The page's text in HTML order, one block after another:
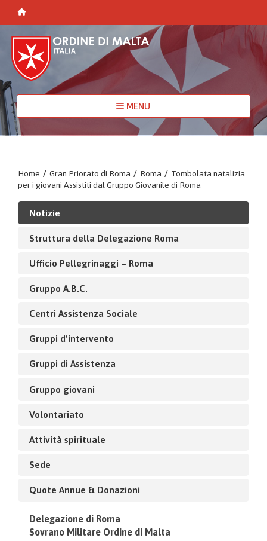
MENU
Home / Gran Priorato di Roma / Roma / Tombolata natalizia
per i giovani Assistiti dal Gruppo Giovanile di Roma
Notizie
Struttura della Delegazione Roma
Ufficio Pellegrinaggi – Roma
Gruppo A.B.C.
Centri Assistenza Sociale
Gruppi d’intervento
Gruppi di Assistenza
Gruppo giovani
Volontariato
Attività spirituale
Sede
Quote Annue & Donazioni
Delegazione di Roma
Sovrano Militare Ordine di Malta